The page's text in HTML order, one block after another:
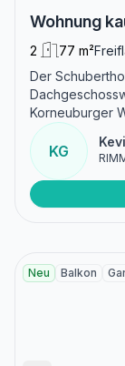
Wohnung
2 77 m²
Der
Korneuburger
KG
Neu Balkon